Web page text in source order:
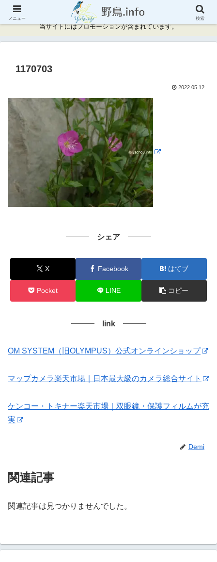
神奈川県周辺の野鳥情報と記録
当サイトにはプロモーションが含まれています。
1170703
2022.05.12
シェア
X Facebook はてブ
Pocket LINE コピー
link
OM SYSTEM（旧OLYMPUS）公式オンラインショップ
マップカメラ楽天市場｜日本最大級のカメラ総合サイト
ケンコー・トキナー楽天市場｜双眼鏡・保護フィルムが充
実
Demi
関連記事
関連記事は見つかりませんでした。
メニュー 検索